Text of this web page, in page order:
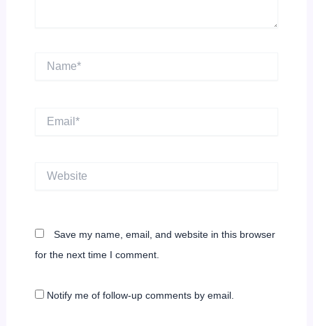
Website
Save my name, email, and website in this browser
for the next time I comment.
Notify me of follow-up comments by email.